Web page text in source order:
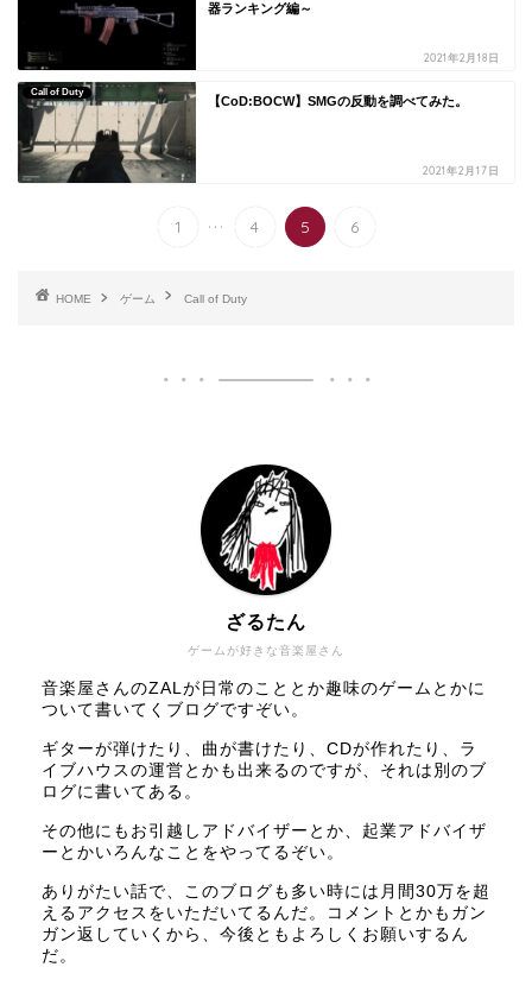
器ランキング編～
2021年2月18日
Call of Duty
【CoD:BOCW】SMGの反動を調べてみた。
2021年2月17日
1 ... 4 5 6
HOME ゲーム Call of Duty
ゲームが好きな音楽屋さん
ざるたん
音楽屋さんのZALが日常のこととか趣味のゲームとかに
ついて書いてくブログですぞい。
ギターが弾けたり、曲が書けたり、CDが作れたり、ラ
イブハウスの運営とかも出来るのですが、それは別のブ
ログに書いてある。
その他にもお引越しアドバイザーとか、起業アドバイザ
ーとかいろんなことをやってるぞい。
ありがたい話で、このブログも多い時には月間30万を超
えるアクセスをいただいてるんだ。コメントとかもガン
ガン返していくから、今後ともよろしくお願いするん
だ。